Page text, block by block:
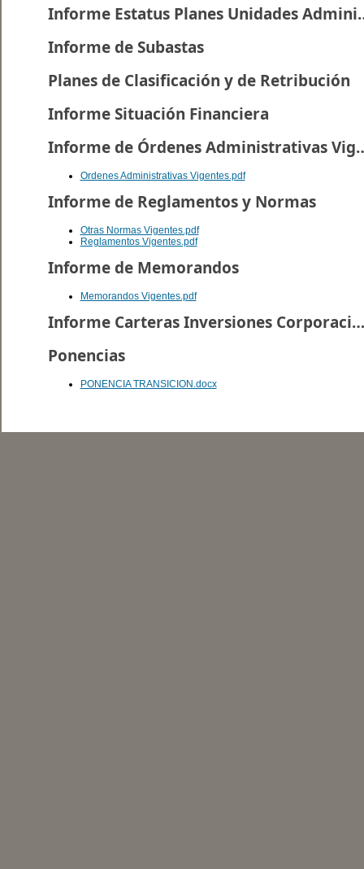
Informe
Informe de Subastas
Planes de Clasificación y de Retribución
Informe Situación Financiera
Informe de
Ordenes Administrativas Vigentes.pdf
Informe de Reglamentos y Normas
Otras Normas Vigentes.pdf
Reglamentos Vigentes.pdf
Informe de Memorandos
Memorandos Vigentes.pdf
Informe Carteras Inversiones Corporaciones
Ponencias
PONENCIA TRANSICION.docx